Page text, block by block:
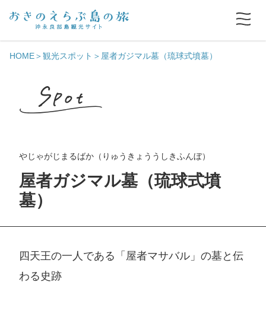
HOME 観光スポット 屋者ガジマル墓（琉球式墳墓）
やじゃがじまるばか（りゅうきょううしきふんぼ）
屋者ガジマル墓（琉球式墳
墓）
四天王の一人である「屋者マサバル」の墓と伝
わる史跡